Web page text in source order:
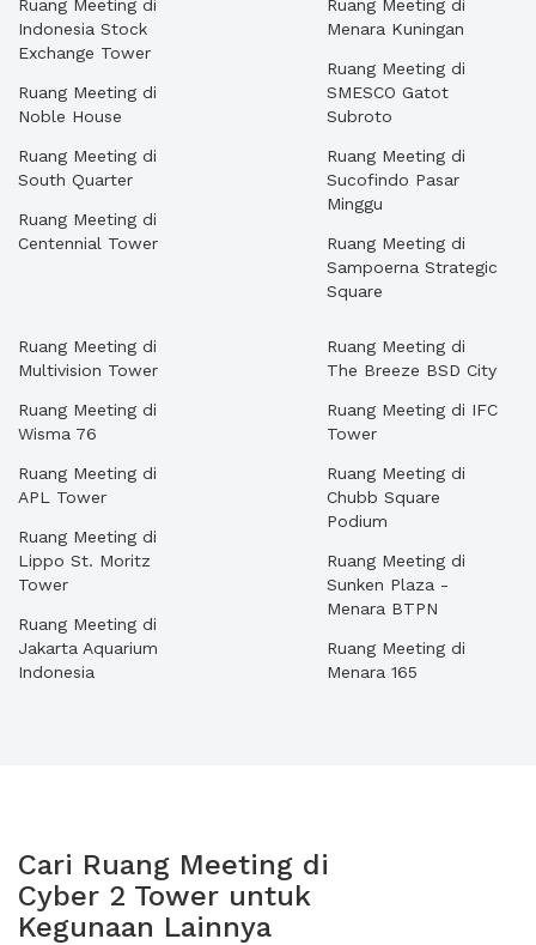
Ruang Meeting di
Indonesia Stock
Exchange Tower
Ruang Meeting di
Noble House
Ruang Meeting di
South Quarter
Ruang Meeting di
Centennial Tower
Ruang Meeting di
Menara Kuningan
Ruang Meeting di
SMESCO Gatot
Subroto
Ruang Meeting di
Sucofindo Pasar
Minggu
Ruang Meeting di
Sampoerna Strategic
Square
Ruang Meeting di
Multivision Tower
Ruang Meeting di
Wisma 76
Ruang Meeting di
APL Tower
Ruang Meeting di
Lippo St. Moritz
Tower
Ruang Meeting di
Jakarta Aquarium
Indonesia
Ruang Meeting di
The Breeze BSD City
Ruang Meeting di IFC
Tower
Ruang Meeting di
Chubb Square
Podium
Ruang Meeting di
Sunken Plaza -
Menara BTPN
Ruang Meeting di
Menara 165
Cari Ruang Meeting di
Cyber 2 Tower untuk
Kegunaan Lainnya